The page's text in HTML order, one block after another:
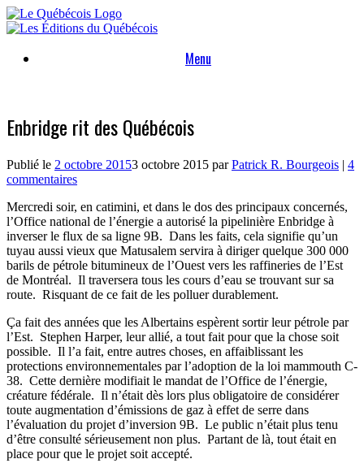
Skip
to
Menu
Enbridge rit des Québécois
Publié le 2 octobre 20153 octobre 2015 parPatrick R. Bourgeois | 4
commentaires
Mercredi soir, en catimini, et dans le dos des principaux concernés,
l’Office national de l’énergie a autorisé la pipelinière Enbridge à
inverser le flux de sa ligne 9B. Dans les faits, cela signifie qu’un
tuyau aussi vieux que Matusalem servira à diriger quelque 300 000
barils de pétrole bitumineux de l’Ouest vers les raffineries de l’Est
de Montréal. Il traversera tous les cours d’eau se trouvant sur sa
route. Risquant de ce fait de les polluer durablement.
Ça fait des années que les Albertains espèrent sortir leur pétrole par
l’Est. Stephen Harper, leur allié, a tout fait pour que la chose soit
possible. Il l’a fait, entre autres choses, en affaiblissant les
protections environnementales par l’adoption de la loi mammouth C-
38. Cette dernière modifiait le mandat de l’Office de l’énergie,
créature fédérale. Il n’était dès lors plus obligatoire de considérer
toute augmentation d’émissions de gaz à effet de serre dans
l’évaluation du projet d’inversion 9B. Le public n’était plus tenu
d’être consulté sérieusement non plus. Partant de là, tout était en
place pour que le projet soit accepté.